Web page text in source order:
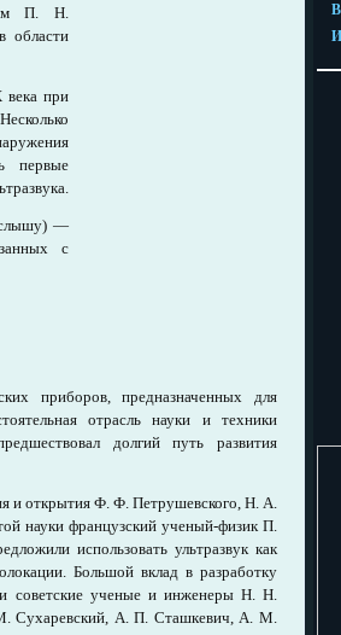
П. Н.
области
века при
первые
слышу) —
с
приборов, предназначенных для
отрасль науки и техники
долгий путь развития
и открытия Ф. Ф. Петрушевского, Н. А.
науки французский ученый-физик П.
использовать ультразвук как
Большой вклад в разработку
советские ученые и инженеры Н. Н.
Сухаревский, А. П. Сташкевич, А. М.